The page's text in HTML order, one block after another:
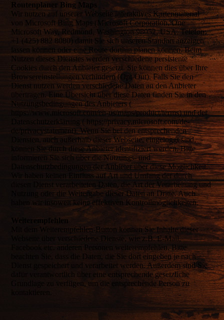
Routenplaner Bing Maps
Wir nutzen auf unserer Webseite interaktives Kartenmaterial
von Microsoft Bing Maps (Microsoft Corporation, One
Microsoft Way, Redmond, Washington 98052, USA. Telefon:
+1 (425) 882 8080) damit Sie sich unseren Standort anzeigen
lassen können oder eine Route dorthin planen können. Beim
Nutzen dieses Dienstes werden verschiedene persistente
Cookies durch den Anbieter gesetzt. Sie können dies über Ihre
Browsereinstellungen verhindern (Opt-Out). Falls Sie den
Dienst nutzen werden verschiedene Daten an den Anbieter
übertragen. Eine Übersicht über diese Daten finden Sie in den
Nutzungsbedingungen des Anbieters (
https://www.microsoft.com/en-us/maps/product/terms) und der
Datenschutzerklärung ( https://privacy.microsoft.com/de-
de/privacystatement). Wenn Sie bei den entsprechenden
Diensten, auch außerhalb dieser Webseite, eingeloggt sind,
können Sie durch diese Anbieter identifiziert werden. Bitte
informieren Sie sich über die Nutzungs- und
Datenschutzbedingungen der Anbieter über diese Möglichkeit.
Wir haben keinen Einfluss auf Art und Umfang der durch
diesen Dienst verarbeiteten Daten, die Art der Verarbeitung und
Nutzung oder die Weitergabe dieser Daten an Dritte. Auch
haben wir insoweit keine effektiven Kontrollmöglichkeiten.
Weiterempfehlen
Mit dem Weiterempfehlen-Button können Sie Inhalte dieser
Webseite über verschiedene Dienste, wie z.B. E-Mail,
Facebook etc. anderen Personen weiterempfehlen. Bitte
beachten Sie, dass die Daten, die Sie dort eingeben je nach
Dienst gespeichert und verarbeitet werden. Außerdem sind Sie
dafür verantwortlich über eine entsprechende gesetzliche
Grundlage zu verfügen, um die entsprechende Person zu